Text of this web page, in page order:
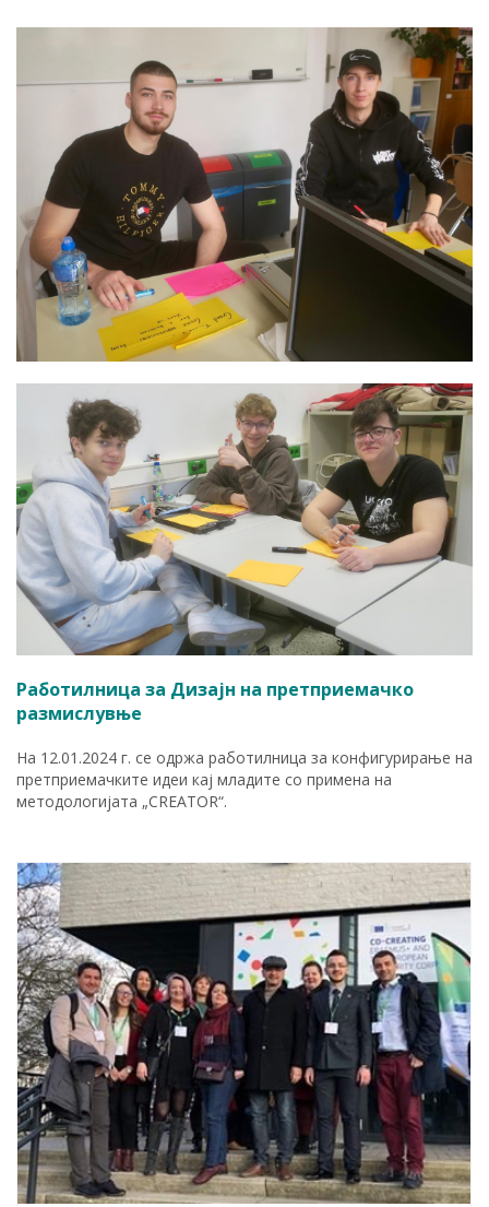
Работилница за Дизајн на претприемачко
размислувње
На 12.01.2024 г. се одржа работилница за конфигурирање на
претприемачките идеи кај младите со примена на
методологијата „CREATOR“.